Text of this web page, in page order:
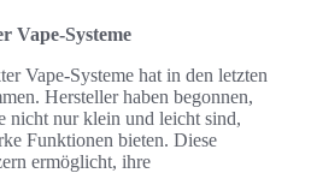
Vape-Systeme
Vape-Systeme hat in den letzten
Hersteller haben begonnen,
nicht nur klein und leicht sind,
Funktionen bieten. Diese
ermöglicht, ihre